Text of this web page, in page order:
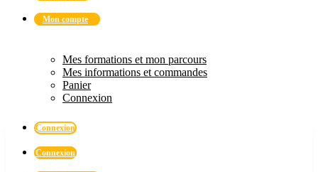
Mon compte
Mes formations et mon parcours
Mes informations et commandes
Panier
Connexion
Connexion
Connexion